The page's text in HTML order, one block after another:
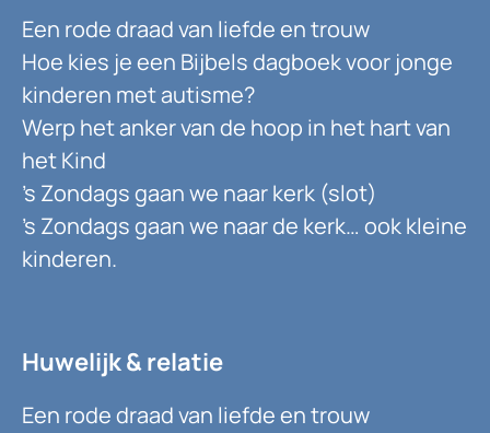
Een rode draad van liefde en trouw
Hoe kies je een Bijbels dagboek voor jonge
kinderen met autisme?
Werp het anker van de hoop in het hart van
het Kind
’s Zondags gaan we naar kerk (slot)
’s Zondags gaan we naar de kerk… ook kleine
kinderen.
Huwelijk & relatie
Een rode draad van liefde en trouw